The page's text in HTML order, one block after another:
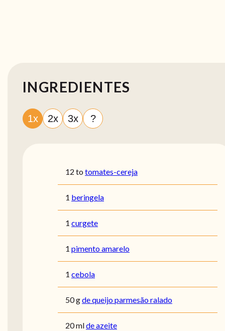
INGREDIENTES
1x 2x 3x ?
12 to tomates-cereja
1 beringela
1 curgete
1 pimento amarelo
1 cebola
50gde queijo parmesão ralado
20mlde azeite